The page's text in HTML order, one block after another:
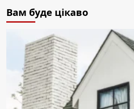
Вам буде цікаво